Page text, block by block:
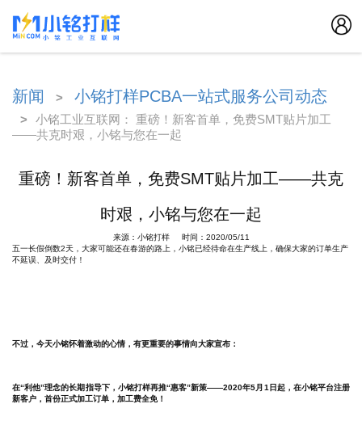
新闻 > 小铭打样PCBA一站式服务公司动态
>
小铭工业互联网： 重磅！新客首单，免费SMT贴片加工
——共克时艰，小铭与您在一起
重磅！新客首单，免费SMT贴片加工——共克
时艰，小铭与您在一起
来源：小铭打样 时间：2020/05/11
五一长假倒数2天，大家可能还在春游的路上，小铭已经待命在生产线上，确保大家的订单生产
不延误、及时交付！
不过，今天小铭怀着激动的心情，有更重要的事情向大家宣布：
在“利他”理念的长期指导下，小铭打样再推“惠客”新策——2020年5月1日起，在小铭平台注册
新客户，首份正式加工订单，加工费全免！